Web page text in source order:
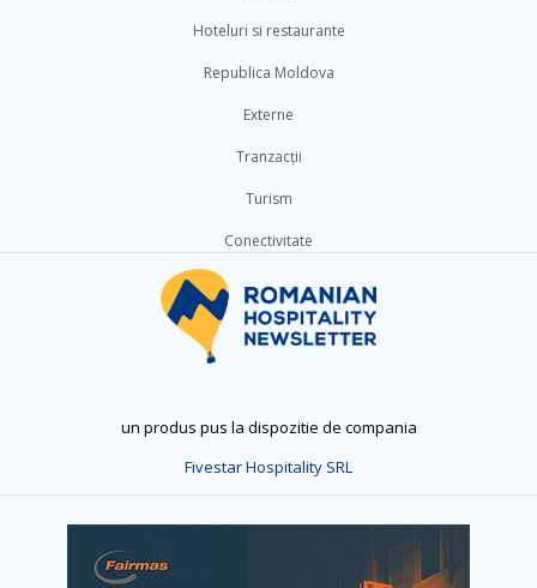
Hoteluri si restaurante
Republica Moldova
Externe
Tranzacții
Turism
Conectivitate
un produs pus la dispozitie de compania
Fivestar Hospitality SRL